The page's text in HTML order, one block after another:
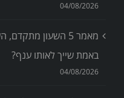
04/08/2026
מאמר 5 השעון
באמת שייך לאותו ענף?
04/08/2026